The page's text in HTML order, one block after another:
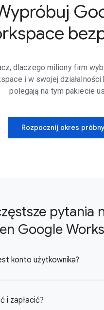
dlaczego miliony firm
i w swojej
polegają na tym pakiecie
Rozpocznij okres próbny
pytania
Google
konto użytkownika?
i zapłacić?